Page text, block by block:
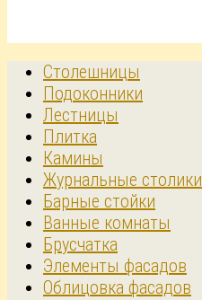
Столешницы
Подоконники
Лестницы
Плитка
Камины
Журнальные столики
Барные стойки
Ванные комнаты
Брусчатка
Элементы фасадов
Облицовка фасадов